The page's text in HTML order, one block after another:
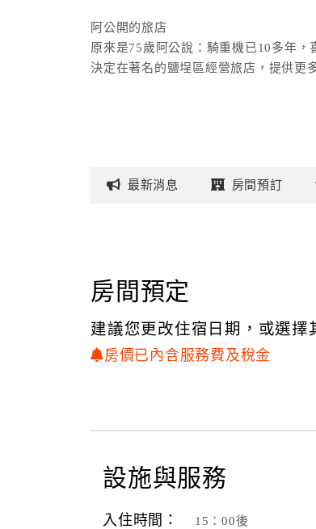
阿公開的旅店
原來是75歲阿公說：騎重機已10多年，
決定在著名的鹽埕區經營旅店，提供更
最新消息 房間預訂
房間預定
建議您更改住宿日期，或選擇
房價已內含服務費及稅金
設施與服務
入住時間： 15：00後